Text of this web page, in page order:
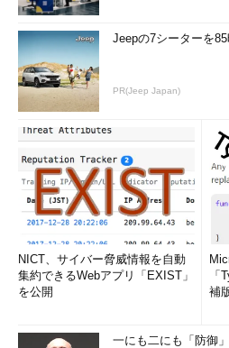
Jeepの7シーターを85
PR(Jeep Japan)
NICT、サイバー脅威情報を自動
集約できるWebアプリ「EXIST」
を公開
「
補
一にも二にも「防御